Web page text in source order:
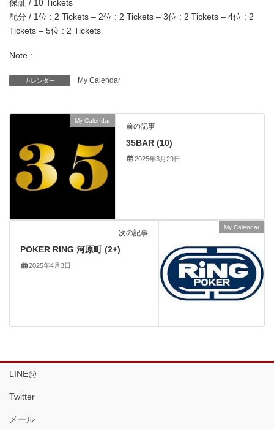
保証 / 10 Tickets
配分 / 1位 : 2 Tickets – 2位 : 2 Tickets – 3位 : 2 Tickets – 4位 : 2
Tickets – 5位 : 2 Tickets
Note :
カレンダー My Calendar
My Calendar
前の記事
35BAR (10)
2025年3月29日
My Calendar
次の記事
POKER RING 河原町 (2+)
2025年4月3日
LINE@
Twitter
メール